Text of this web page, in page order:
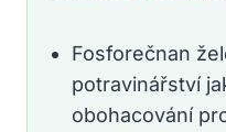
Fosforečnan
potravinářství
obohacování